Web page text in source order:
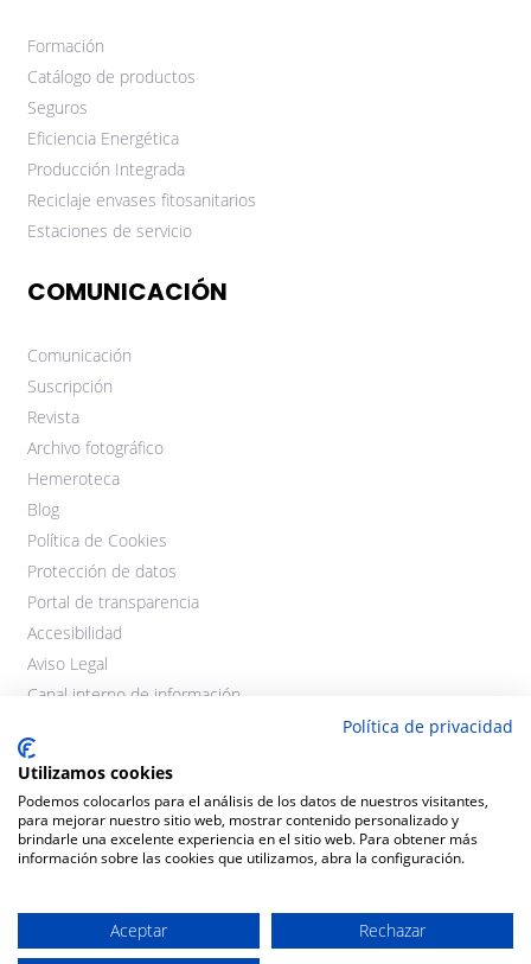
Formación
Catálogo de productos
Seguros
Eficiencia Energética
Producción Integrada
Reciclaje envases fitosanitarios
Estaciones de servicio
COMUNICACIÓN
Comunicación
Suscripción
Revista
Archivo fotográfico
Hemeroteca
Blog
Política de Cookies
Protección de datos
Portal de transparencia
Accesibilidad
Aviso Legal
Canal interno de información
Política de privacidad
Utilizamos cookies
Podemos colocarlos para el análisis de los datos de nuestros visitantes,
para mejorar nuestro sitio web, mostrar contenido personalizado y
brindarle una excelente experiencia en el sitio web. Para obtener más
información sobre las cookies que utilizamos, abra la configuración.
Aceptar Rechazar